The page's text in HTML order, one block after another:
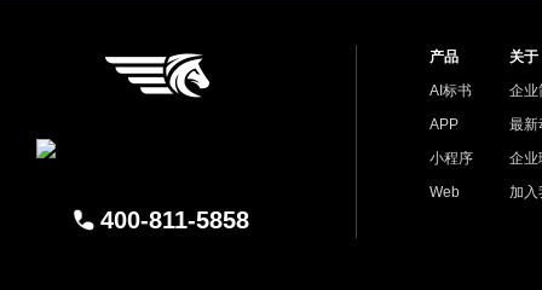
400-811-5858
产品
AI标书
APP
小程序
Web
关于
企业
最新
企业
加入